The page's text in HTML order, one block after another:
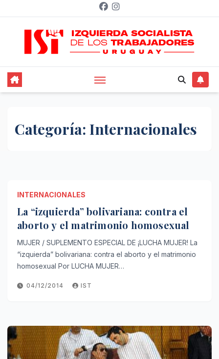
contenido
Categoría: Internacionales
INTERNACIONALES
La “izquierda” bolivariana: contra el
aborto y el matrimonio homosexual
MUJER / SUPLEMENTO ESPECIAL DE ¡LUCHA MUJER! La
“izquierda” bolivariana: contra el aborto y el matrimonio
homosexual Por LUCHA MUJER…
04/12/2014 IST